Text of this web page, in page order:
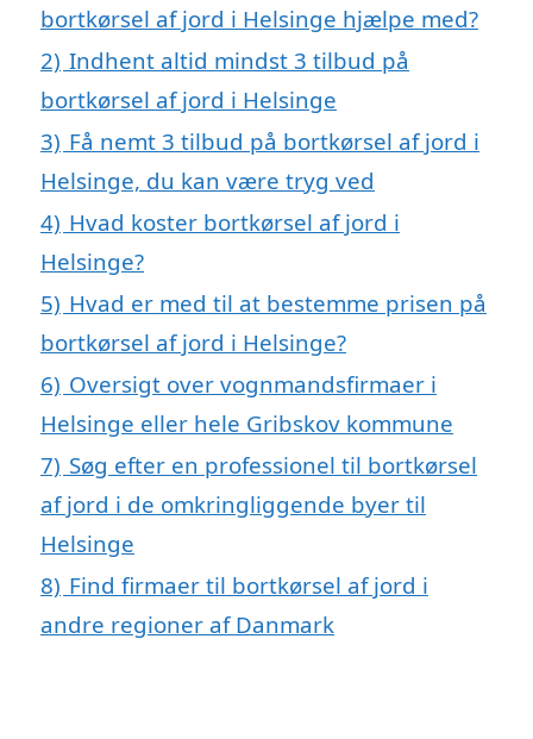
bortkørsel af jord i Helsinge hjælpe med?
2) Indhent altid mindst 3 tilbud på
bortkørsel af jord i Helsinge
3) Få nemt 3 tilbud på bortkørsel af jord i
Helsinge, du kan være tryg ved
4) Hvad koster bortkørsel af jord i
Helsinge?
5) Hvad er med til at bestemme prisen på
bortkørsel af jord i Helsinge?
6) Oversigt over vognmandsfirmaer i
Helsinge eller hele Gribskov kommune
7) Søg efter en professionel til bortkørsel
af jord i de omkringliggende byer til
Helsinge
8) Find firmaer til bortkørsel af jord i
andre regioner af Danmark